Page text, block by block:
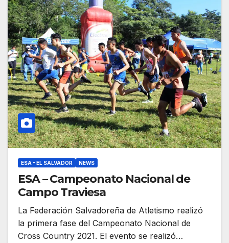
ESA - EL SALVADOR NEWS
ESA – Campeonato Nacional de
Campo Traviesa
La Federación Salvadoreña de Atletismo realizó
la primera fase del Campeonato Nacional de
Cross Country 2021. El evento se realizó…